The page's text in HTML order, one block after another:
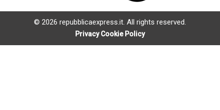
© 2026 repubblicaexpress.it. All rights reserved.
Privacy Cookie Policy